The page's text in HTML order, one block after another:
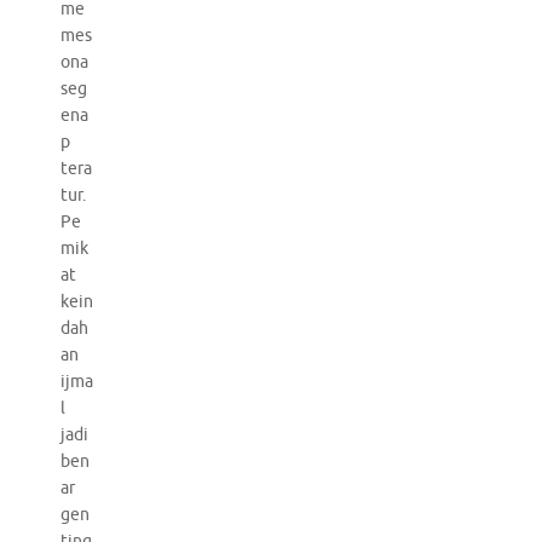
me
mes
ona
seg
ena
p
tera
tur.
Pe
mik
at
kein
dah
an
ijma
l
jadi
ben
ar
gen